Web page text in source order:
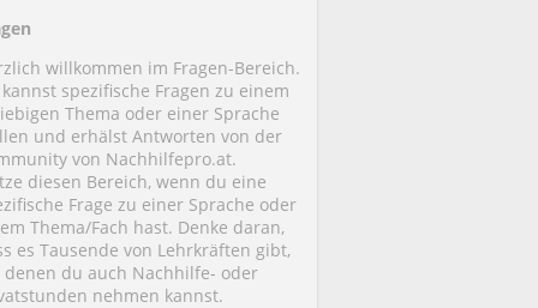
willkommen im Fragen-Bereich.
spezifische Fragen zu einem
Thema oder einer Sprache
und erhälst Antworten von der
von Nachhilfepro.at.
diesen Bereich, wenn du eine
Frage zu einer Sprache oder
Thema/Fach hast. Denke daran,
es Tausende von Lehrkräften gibt,
denen du auch Nachhilfe- oder
nehmen kannst.